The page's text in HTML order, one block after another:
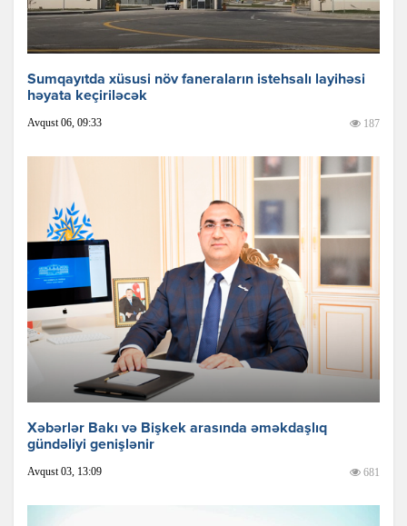
Sumqayıtda xüsusi növ faneraların istehsalı layihəsi
həyata keçiriləcək
Avqust 06, 09:33 187
Xəbərlər Bakı və Bişkek arasında əməkdaşlıq
gündəliyi genişlənir
Avqust 03, 13:09 681